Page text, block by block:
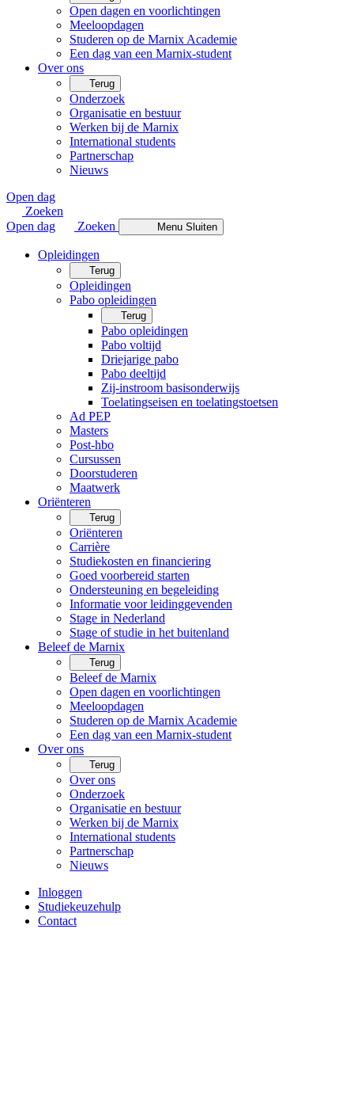
Open dagen en voorlichtingen
Meeloopdagen
Studeren op de Marnix Academie
Een dag van een Marnix-student
Over ons
Terug
Onderzoek
Organisatie en bestuur
Werken bij de Marnix
International students
Partnerschap
Nieuws
Open dag
Zoeken
Open dag
Zoeken Menu Sluiten
Opleidingen
Terug
Opleidingen
Pabo opleidingen
Terug
Pabo opleidingen
Pabo voltijd
Driejarige pabo
Pabo deeltijd
Zij-instroom basisonderwijs
Toelatingseisen en toelatingstoetsen
Ad PEP
Masters
Post-hbo
Cursussen
Doorstuderen
Maatwerk
Oriënteren
Terug
Oriënteren
Carrière
Studiekosten en financiering
Goed voorbereid starten
Ondersteuning en begeleiding
Informatie voor leidinggevenden
Stage in Nederland
Stage of studie in het buitenland
Beleef de Marnix
Terug
Beleef de Marnix
Open dagen en voorlichtingen
Meeloopdagen
Studeren op de Marnix Academie
Een dag van een Marnix-student
Over ons
Terug
Over ons
Onderzoek
Organisatie en bestuur
Werken bij de Marnix
International students
Partnerschap
Nieuws
Inloggen
Studiekeuzehulp
Contact